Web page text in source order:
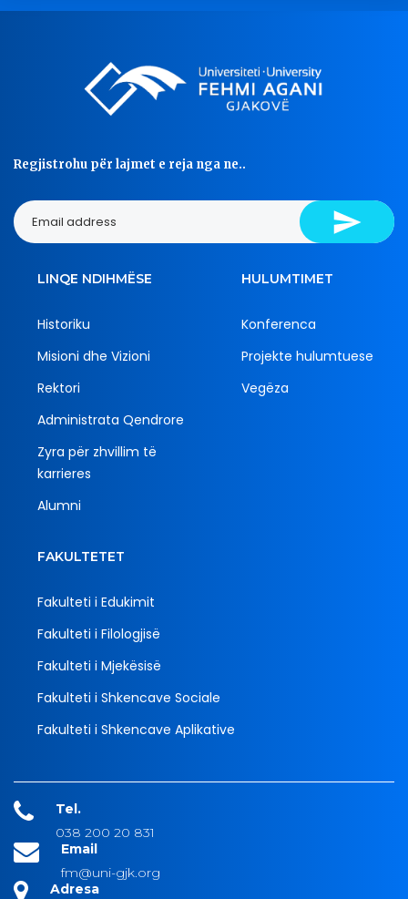
Regjistrohu për lajmet e reja nga ne..
LINQE NDIHMËSE
Historiku
Misioni dhe Vizioni
Rektori
Administrata Qendrore
Zyra për zhvillim të
karrieres
Alumni
HULUMTIMET
Konferenca
Projekte hulumtuese
Vegëza
FAKULTETET
Fakulteti i Edukimit
Fakulteti i Filologjisë
Fakulteti i Mjekësisë
Fakulteti i Shkencave Sociale
Fakulteti i Shkencave Aplikative
Tel.
038 200 20 831
Email
fm@uni-gjk.org
Adresa